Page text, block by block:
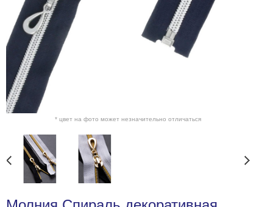
* цвет на фото может незначительно отличаться